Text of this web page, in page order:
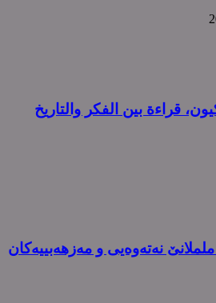
قراءة بین الفکر والتاریخ
نەتەوەیی و مەزهەبییەکان